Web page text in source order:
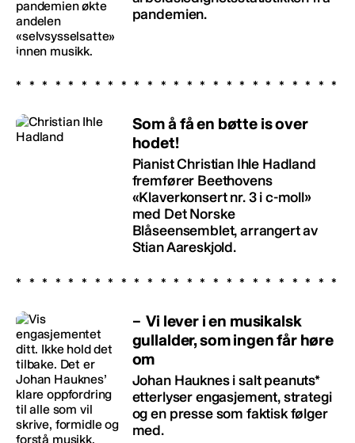
pandemien.
Som å få en bøtte is over
hodet!
Pianist Christian Ihle Hadland
fremfører Beethovens
«Klaverkonsert nr. 3 i c-moll»
med Det Norske
Blåseensemblet, arrangert av
Stian Aareskjold.
– Vi lever i en musikalsk
gullalder, som ingen får høre
om
Johan Hauknes i salt peanuts*
etterlyser engasjement, strategi
og en presse som faktisk følger
med.